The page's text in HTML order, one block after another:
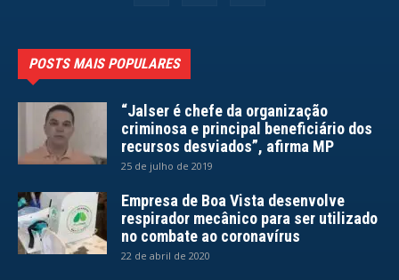
POSTS MAIS POPULARES
“Jalser é chefe da organização
criminosa e principal beneficiário dos
recursos desviados”, afirma MP
25 de julho de 2019
Empresa de Boa Vista desenvolve
respirador mecânico para ser utilizado
no combate ao coronavírus
22 de abril de 2020